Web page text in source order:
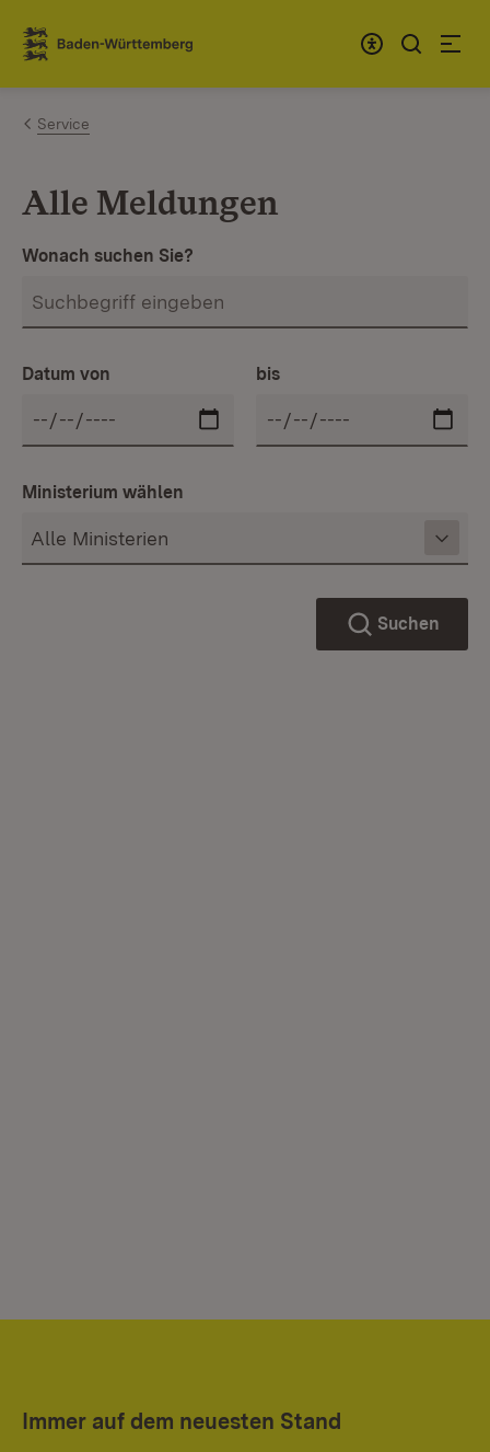
Zum Inhalt springen
Link zur Startseite
Service
Alle Meldungen
Wonach suchen Sie?
Datum von bis
Ministerium wählen
Suchen
Immer auf dem neuesten Stand